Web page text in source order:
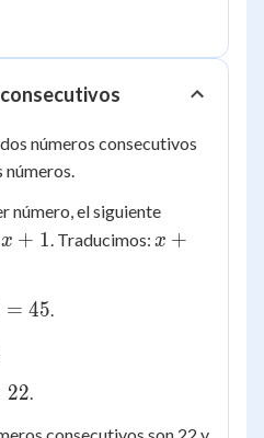
consecutivos
números consecutivos
números.
número, el siguiente
x
x + 1. Traducimos: x
x +
= 45.
22.